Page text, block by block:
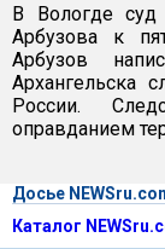
В Вологде суд
Арбузова к
Арбузов
Архангельска
России.
оправданием
Досье
Каталог